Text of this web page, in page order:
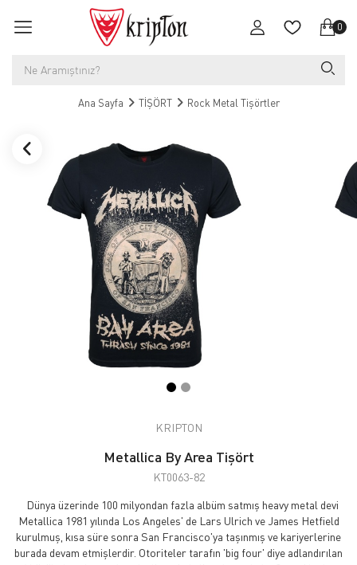
0
Ana Sayfa TİŞÖRT Rock Metal Tişörtler
KRIPTON
Metallica By Area Tişört
KT0063-82
Dünya üzerinde 100 milyondan fazla albüm satmış heavy metal devi
Metallica 1981 yılında Los Angeles' de Lars Ulrich ve James Hetfield
kurulmuş, kısa süre sonra San Francisco'ya taşınmış ve kariyerlerine
burada devam etmişlerdir. Otoriteler tarafın 'big four' diye adlandırılan